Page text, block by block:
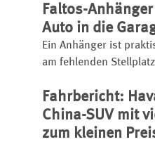
Motorschaden.
und worauf Käufer
Faltos-
Auto in die
Ein Anhänger ist
am fehlenden
zusammengeklappt in
Auto noch davor. Wir
Anhänger kann und
Fahrbericht:
China-SUV mit
zum kleinen